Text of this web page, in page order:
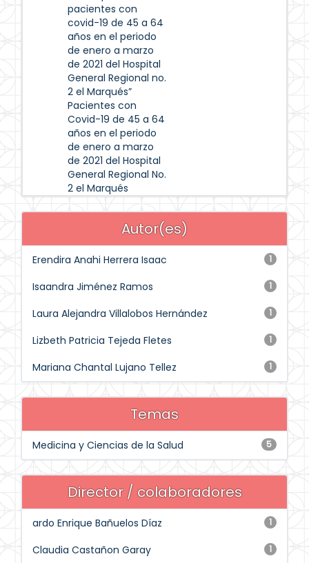
pacientes con
covid-19 de 45 a 64
años en el periodo
de enero a marzo
de 2021 del Hospital
General Regional no.
2 el Marqués”
Pacientes con
Covid-19 de 45 a 64
años en el periodo
de enero a marzo
de 2021 del Hospital
General Regional No.
2 el Marqués
Autor(es)
1
Erendira Anahi Herrera Isaac
1
Isaandra Jiménez Ramos
1
Laura Alejandra Villalobos Hernández
1
Lizbeth Patricia Tejeda Fletes
1
Mariana Chantal Lujano Tellez
Temas
5
Medicina y Ciencias de la Salud
Director / colaboradores
1
ardo Enrique Bañuelos Díaz
1
Claudia Castañon Garay